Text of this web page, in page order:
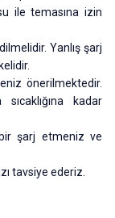
ile temasına izin
Yanlış şarj
önerilmektedir.
kadar
şarj etmeniz ve
tavsiye ederiz.